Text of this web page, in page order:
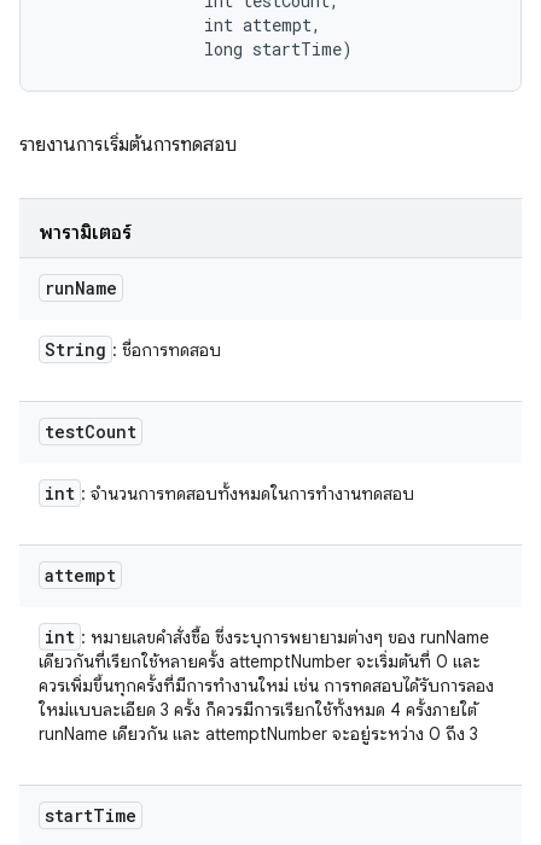
                int attempt,
                long startTime)
รายงานการเริ่มต้นการทดสอบ
พารามิเตอร์
runName
String : ชื่อการทดสอบ
testCount
int : จํานวนการทดสอบทั้งหมดในการทํางานทดสอบ
attempt
int : หมายเลขคำสั่งซื้อ ซึ่งระบุการพยายามต่างๆ ของ runName
เดียวกันที่เรียกใช้หลายครั้ง attemptNumber จะเริ่มต้นที่ 0 และ
ควรเพิ่มขึ้นทุกครั้งที่มีการทำงานใหม่ เช่น การทดสอบได้รับการลอง
ใหม่แบบละเอียด 3 ครั้ง ก็ควรมีการเรียกใช้ทั้งหมด 4 ครั้งภายใต้
runName เดียวกัน และ attemptNumber จะอยู่ระหว่าง 0 ถึง 3
startTime